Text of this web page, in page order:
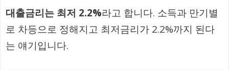
대출금리는 최저 2.2%라고 합니다. 소득과 만기별
로 차등으로 정해지고 최저금리가 2.2%까지 된다
는 얘기입니다.